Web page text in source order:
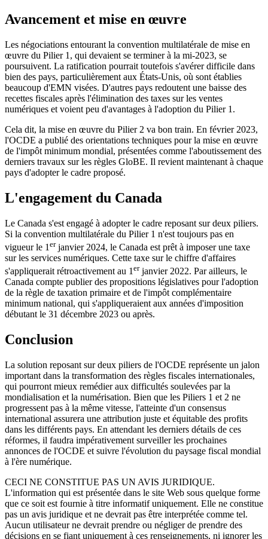
Avancement et mise en œuvre
Les négociations entourant la convention multilatérale de mise en
œuvre du Pilier 1, qui devaient se terminer à la mi-2023, se
poursuivent. La ratification pourrait toutefois s'avérer difficile dans
bien des pays, particulièrement aux États-Unis, où sont établies
beaucoup d'EMN visées. D'autres pays redoutent une baisse des
recettes fiscales après l'élimination des taxes sur les ventes
numériques et voient peu d'avantages à l'adoption du Pilier 1.
Cela dit, la mise en œuvre du Pilier 2 va bon train. En février 2023,
l'OCDE a publié des orientations techniques pour la mise en œuvre
de l'impôt minimum mondial, présentées comme l'aboutissement des
derniers travaux sur les règles GloBE. Il revient maintenant à chaque
pays d'adopter le cadre proposé.
L'engagement du Canada
Le Canada s'est engagé à adopter le cadre reposant sur deux piliers.
Si la convention multilatérale du Pilier 1 n'est toujours pas en
vigueur le 1 erjanvier 2024, le Canada est prêt à imposer une taxe
sur les services numériques. Cette taxe sur le chiffre d'affaires
s'appliquerait rétroactivement au 1erjanvier 2022. Par ailleurs, le
Canada compte publier des propositions législatives pour l'adoption
de la règle de taxation primaire et de l'impôt complémentaire
minimum national, qui s'appliqueraient aux années d'imposition
débutant le 31 décembre 2023 ou après.
Conclusion
La solution reposant sur deux piliers de l'OCDE représente un jalon
important dans la transformation des règles fiscales internationales,
qui pourront mieux remédier aux difficultés soulevées par la
mondialisation et la numérisation. Bien que les Piliers 1 et 2 ne
progressent pas à la même vitesse, l'atteinte d'un consensus
international assurera une attribution juste et équitable des profits
dans les différents pays. En attendant les derniers détails de ces
réformes, il faudra impérativement surveiller les prochaines
annonces de l'OCDE et suivre l'évolution du paysage fiscal mondial
à l'ère numérique.
CECI NE CONSTITUE PAS UN AVIS JURIDIQUE.
L'information qui est présentée dans le site Web sous quelque forme
que ce soit est fournie à titre informatif uniquement. Elle ne constitue
pas un avis juridique et ne devrait pas être interprétée comme tel.
Aucun utilisateur ne devrait prendre ou négliger de prendre des
décisions en se fiant uniquement à ces renseignements, ni ignorer les